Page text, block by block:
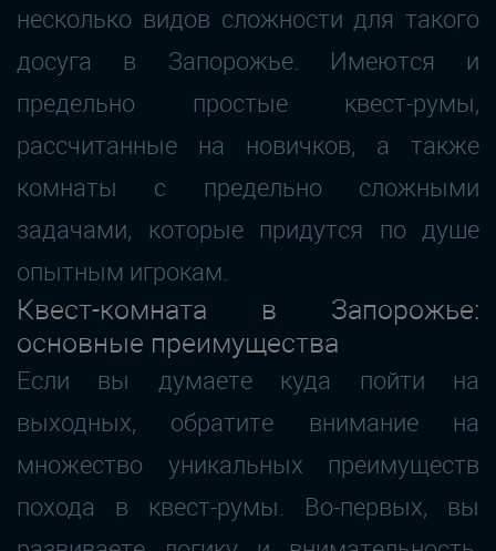
несколько видов сложности для такого
досуга в Запорожье. Имеются и
предельно простые квест-румы,
рассчитанные на новичков, а также
комнаты с предельно сложными
задачами, которые придутся по душе
опытным игрокам.
Квест-комната в Запорожье:
основные преимущества
Если вы думаете куда пойти на
выходных, обратите внимание на
множество уникальных преимуществ
похода в квест-румы. Во-первых, вы